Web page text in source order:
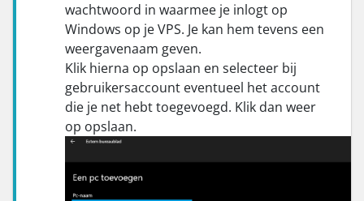
wachtwoord in waarmee je inlogt op
Windows op je VPS. Je kan hem tevens een
weergavenaam geven.
Klik hierna op opslaan en selecteer bij
gebruikersaccount eventueel het account
die je net hebt toegevoegd. Klik dan weer
op opslaan.